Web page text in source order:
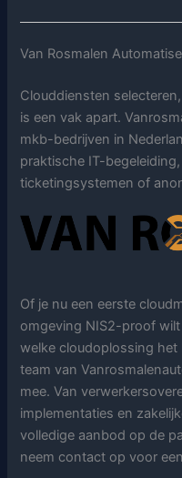
Van Rosmalen
Clouddiensten
is een vak apart.
mkb-bedrijven in
praktische IT-
ticketingsystemen of
Of je nu een eerste
omgeving NIS2-proof
welke cloudoplossing
team van
mee. Van
implementaties en
volledige aanbod op de
neem contact op voor